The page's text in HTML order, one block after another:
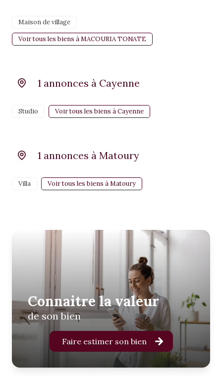
Maison de village
Voir tous les biens à MACOURIA TONATE
1 annonces à Cayenne
Studio Voir tous les biens à Cayenne
1 annonces à Matoury
Villa Voir tous les biens à Matoury
Connaitre la valeur
de son bien
Faire estimer son bien